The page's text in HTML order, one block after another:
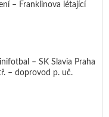
– Franklinova létající
– SK Slavia Praha
– doprovod p. uč.